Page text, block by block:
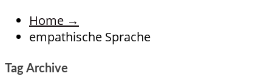
Home →
empathische Sprache
Tag Archive